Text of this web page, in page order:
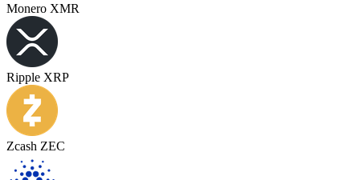
Monero XMR
Ripple XRP
Zcash ZEC